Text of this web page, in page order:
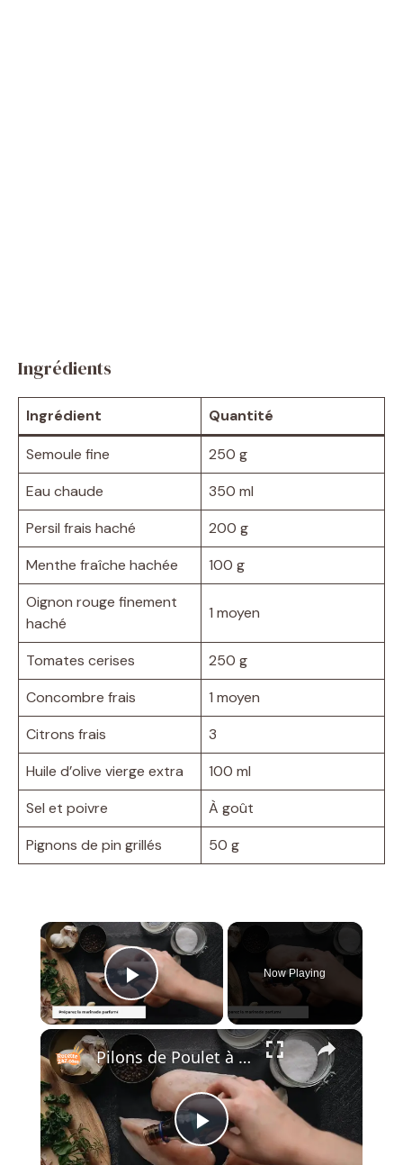
Ingrédients
Ingrédient Quantité
Semoule fine
250 g
Eau chaude
350 ml
Persil frais haché
200 g
Menthe fraîche hachée
100 g
Oignon rouge finement
haché
1 moyen
Tomates cerises
250 g
Concombre frais
1 moyen
Citrons frais
3
Huile d’olive vierge extra
100 ml
Sel et poivre
À goût
Pignons de pin grillés
50 g
×
Play Video
Now Playing
×
P
Pilons de Poulet à l’Ail et au Citron au Airfryer